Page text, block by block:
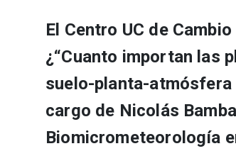
El Centro UC de
¿“Cuanto importan las
suelo-planta-
cargo de Nicolás
Biomicrometeorología